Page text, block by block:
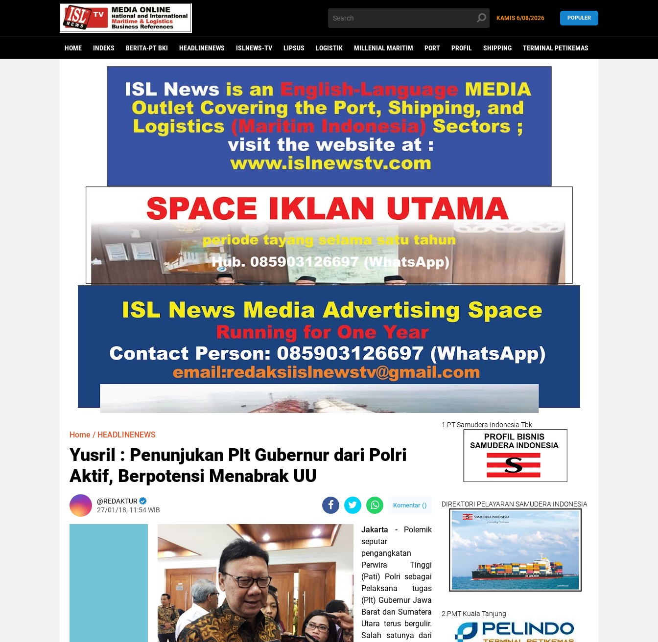
KAMIS 6/08/2026 POPULER
HOME INDEKS BERITA-PT BKI HEADLINENEWS ISLNEWS-TV LIPSUS LOGISTIK MILLENIAL MARITIM PORT PROFIL SHIPPING TERMINAL PETIKEMAS
Home / HEADLINENEWS
Yusril : Penunjukan Plt Gubernur dari Polri
Aktif, Berpotensi Menabrak UU
REDAKTUR
27/01/18, 11:54 WIB
Komentar ()
Jakarta - Polemik
seputar
pengangkatan
Perwira Tinggi
(Pati) Polri sebagai
Pelaksana tugas
(Plt) Gubernur Jawa
Barat dan Sumatera
Utara terus bergulir.
Salah satunya dari
1.PT Samudera Indonesia Tbk.
DIREKTORI PELAYARAN SAMUDERA INDONESIA
2.PMT Kuala Tanjung